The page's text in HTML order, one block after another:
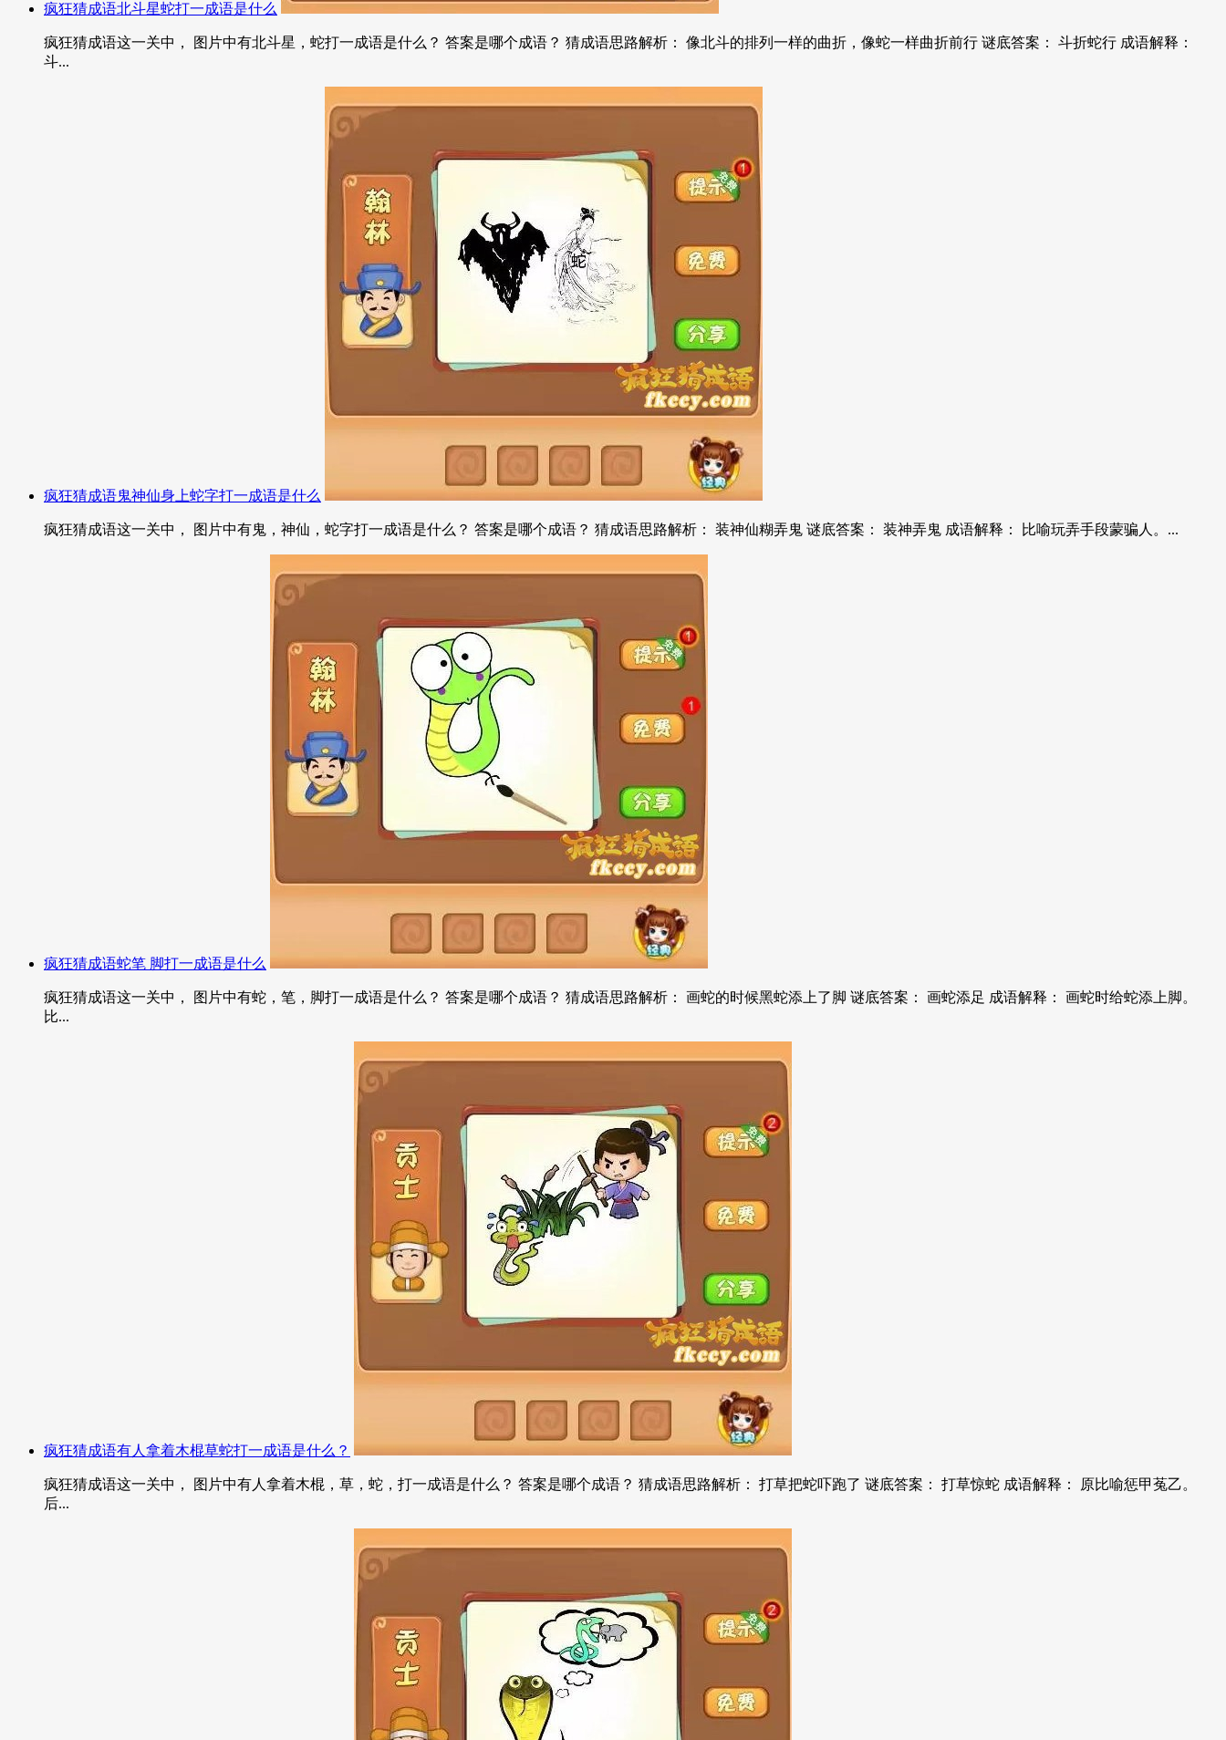
疯狂猜成语北斗星蛇打一成语是什么
疯狂猜成语这一关中， 图片中有北斗星，蛇打一成语是什么？ 答案是哪个成语？ 猜成语思路解析： 像北斗的排列一样的曲折，像蛇一样曲折前行 谜底答案： 斗折蛇行 成语解释：
斗...
疯狂猜成语鬼神仙身上蛇字打一成语是什么
疯狂猜成语这一关中， 图片中有鬼，神仙，蛇字打一成语是什么？ 答案是哪个成语？ 猜成语思路解析： 装神仙糊弄鬼 谜底答案： 装神弄鬼 成语解释： 比喻玩弄手段蒙骗人。...
疯狂猜成语蛇笔 脚打一成语是什么
疯狂猜成语这一关中， 图片中有蛇，笔，脚打一成语是什么？ 答案是哪个成语？ 猜成语思路解析： 画蛇的时候黑蛇添上了脚 谜底答案： 画蛇添足 成语解释： 画蛇时给蛇添上脚。
比...
疯狂猜成语有人拿着木棍草蛇打一成语是什么？
疯狂猜成语这一关中， 图片中有人拿着木棍，草，蛇，打一成语是什么？ 答案是哪个成语？ 猜成语思路解析： 打草把蛇吓跑了 谜底答案： 打草惊蛇 成语解释： 原比喻惩甲菟乙。
后...